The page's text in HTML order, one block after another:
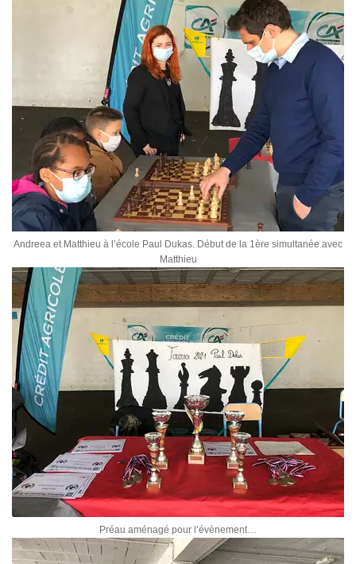
Andreea et Matthieu à l’école Paul Dukas. Début de la 1ère simultanée avec
Matthieu
Préau aménagé pour l’évènement…